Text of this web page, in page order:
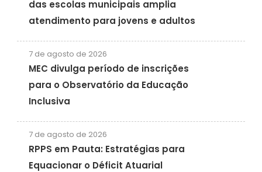
das escolas municipais amplia
atendimento para jovens e adultos
7 de agosto de 2026
MEC divulga período de inscrições
para o Observatório da Educação
Inclusiva
7 de agosto de 2026
RPPS em Pauta: Estratégias para
Equacionar o Déficit Atuarial